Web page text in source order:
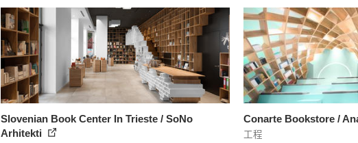
Slovenian Book Center In Trieste / SoNo
Arhitekti
Conarte Bookstore /
工程